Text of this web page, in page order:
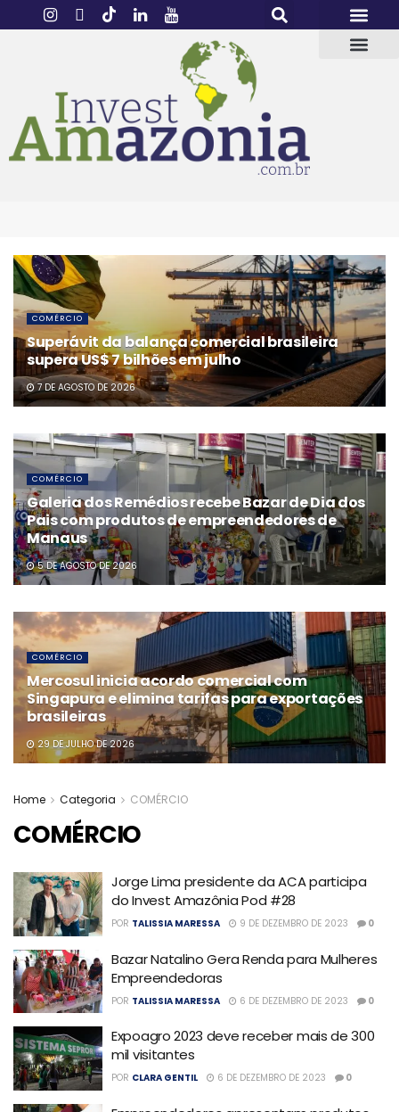
COMÉRCIO
Superávit da balança comercial brasileira
supera US$ 7 bilhões em julho
7 DE AGOSTO DE 2026
COMÉRCIO
Galeria dos Remédios recebe Bazar de Dia dos
Pais com produtos de empreendedores de
Manaus
5 DE AGOSTO DE 2026
COMÉRCIO
Mercosul inicia acordo comercial com
Singapura e elimina tarifas para exportações
brasileiras
29 DE JULHO DE 2026
Home Categoria COMÉRCIO
COMÉRCIO
Jorge Lima presidente da ACA participa
do Invest Amazônia Pod #28
POR TALISSIA MARESSA 9 DE DEZEMBRO DE 2023 0
Bazar Natalino Gera Renda para Mulheres
Empreendedoras
POR TALISSIA MARESSA 6 DE DEZEMBRO DE 2023 0
Expoagro 2023 deve receber mais de 300
mil visitantes
POR CLARA GENTIL 6 DE DEZEMBRO DE 2023 0